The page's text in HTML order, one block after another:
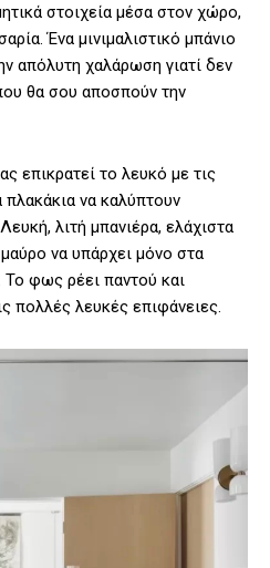
στοιχεία μέσα στον χώρο,
Ένα μινιμαλιστικό μπάνιο
απόλυτη χαλάρωση γιατί δεν
θα σου αποσπούν την
επικρατεί το λευκό με τις
να καλύπτουν
λιτή μπανιέρα, ελάχιστα
να υπάρχει μόνο στα
Το φως ρέει παντού και
πολλές λευκές επιφάνειες.